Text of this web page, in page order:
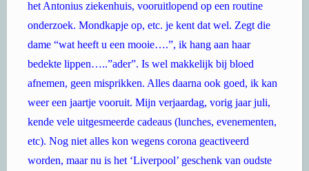
het Antonius ziekenhuis, vooruitlopend op een routine
onderzoek. Mondkapje op, etc. je kent dat wel. Zegt die
dame “wat heeft u een mooie….”, ik hang aan haar
bedekte lippen…..”ader”. Is wel makkelijk bij bloed
afnemen, geen misprikken. Alles daarna ook goed, ik kan
weer een jaartje vooruit. Mijn verjaardag, vorig jaar juli,
kende vele uitgesmeerde cadeaus (lunches, evenementen,
etc). Nog niet alles kon wegens corona geactiveerd
worden, maar nu is het ‘Liverpool’ geschenk van oudste